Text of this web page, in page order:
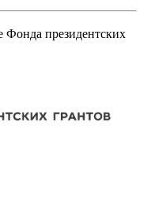
Фонда президентских